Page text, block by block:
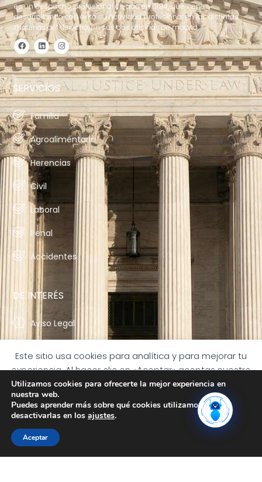
Este sitio usa cookies para analítica y para mejorar tu
experiencia. Al hacer clic en «Aceptar» aceptas nuestro
uso de las cookies.
ACEPTAR
PREFERENCIAS DE COOKIES
es un despacho profesional creado en 1994, que viene
desarrollando con éxito su actividad profesional en las distintas
materias del derecho, en sus dos oficinas de madrid.
SERVICIOS
Familia
Agroalimentario
Herencias
Civil
Laboral
Penal
Accidentes
DE INTERÉS
Aviso Legal
Política de Cookies
Declaración de accesibilidad
CONTACTO
+34 917 06 24 16
Utilizamos cookies para ofrecerte la mejor experiencia en
nuestra web.
Puedes aprender más sobre qué cookies utilizamos o
desactivarlas en los ajustes.
Aceptar